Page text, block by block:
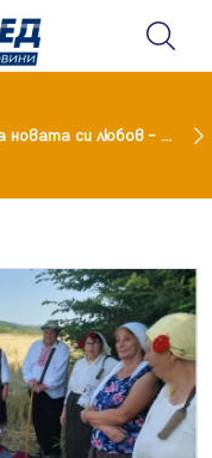
Андреа призна за новата си любов – руснакът Игор